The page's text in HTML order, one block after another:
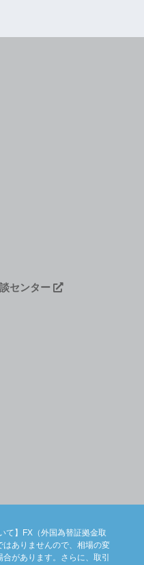
センター
て】FX（外国為替証拠金取
ありませんので、相場の変
があります。さらに、取引